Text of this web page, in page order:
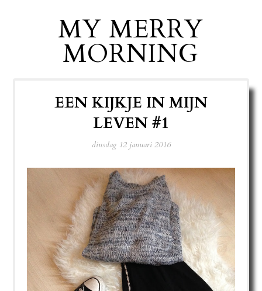
MY MERRY
MORNING
EEN KIJKJE IN MIJN
LEVEN #1
dinsdag 12 januari 2016